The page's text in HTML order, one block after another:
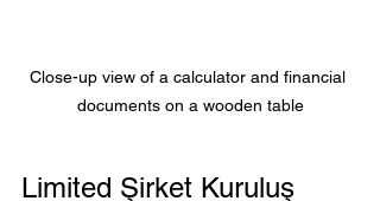
Close-up view of a calculator and financial
documents on a wooden table
Limited Şirket Kuruluş